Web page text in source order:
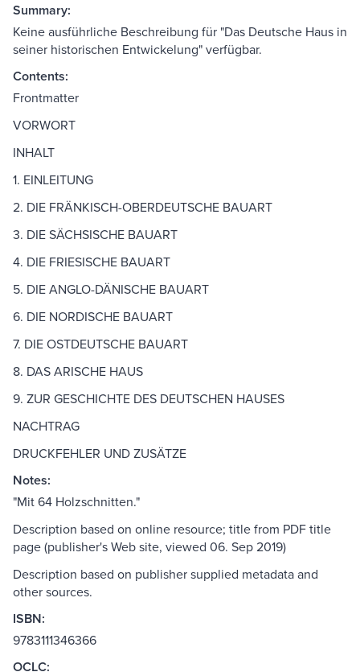
Summary:
Keine ausführliche Beschreibung für "Das Deutsche Haus in
seiner historischen Entwickelung" verfügbar.
Contents:
Frontmatter
VORWORT
INHALT
1. EINLEITUNG
2. DIE FRÄNKISCH-OBERDEUTSCHE BAUART
3. DIE SÄCHSISCHE BAUART
4. DIE FRIESISCHE BAUART
5. DIE ANGLO-DÄNISCHE BAUART
6. DIE NORDISCHE BAUART
7. DIE OSTDEUTSCHE BAUART
8. DAS ARISCHE HAUS
9. ZUR GESCHICHTE DES DEUTSCHEN HAUSES
NACHTRAG
DRUCKFEHLER UND ZUSÄTZE
Notes:
"Mit 64 Holzschnitten."
Description based on online resource; title from PDF title
page (publisher's Web site, viewed 06. Sep 2019)
Description based on publisher supplied metadata and
other sources.
ISBN:
9783111346366
OCLC: